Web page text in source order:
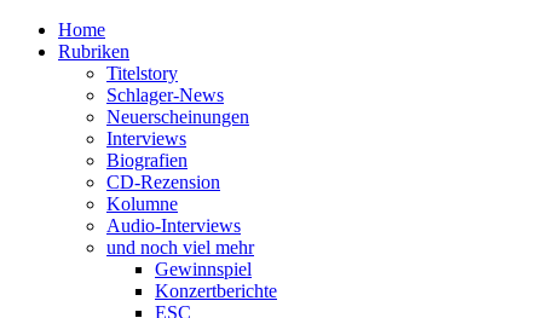
Home
Rubriken
Titelstory
Schlager-News
Neuerscheinungen
Interviews
Biografien
CD-Rezension
Kolumne
Audio-Interviews
und noch viel mehr
Gewinnspiel
Konzertberichte
ESC